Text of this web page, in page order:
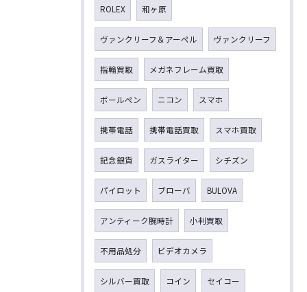
ROLEX 和ヶ原
ヴァンクリーフ＆アーペル ヴァンクリーフ
指輪買取 メガネフレーム買取
ボールペン ニコン スマホ
携帯電話 携帯電話買取 スマホ買取
記念銀貨 ガスライター シチズン
パイロット ブローバ BULOVA
アンティーク腕時計 小判買取
不用品処分 ビデオカメラ
シルバー買取 コイン セイコー